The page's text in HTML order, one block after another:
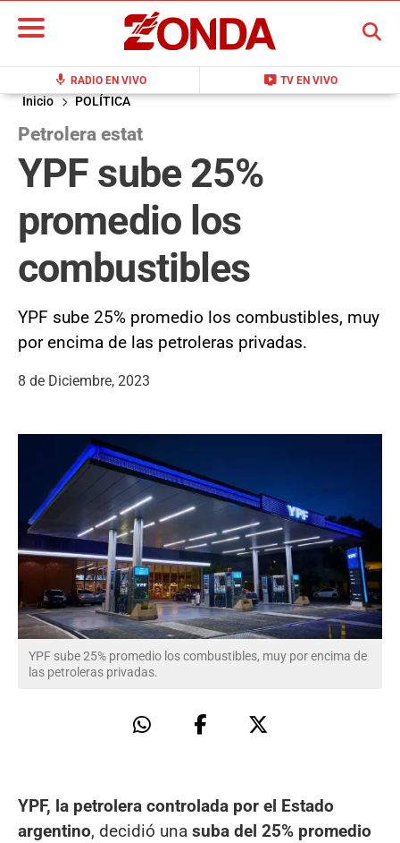
mic RADIO EN VIVO live_tv TV EN VIVO
BUSCAR
Inicio POLÍTICA
Petrolera estat
YPF sube 25%
promedio los
combustibles
YPF sube 25% promedio los combustibles, muy
por encima de las petroleras privadas.
8 de Diciembre, 2023
YPF sube 25% promedio los combustibles, muy por encima de
las petroleras privadas.
YPF, la petrolera controlada por el Estado
argentino, decidió una suba del 25% promedio